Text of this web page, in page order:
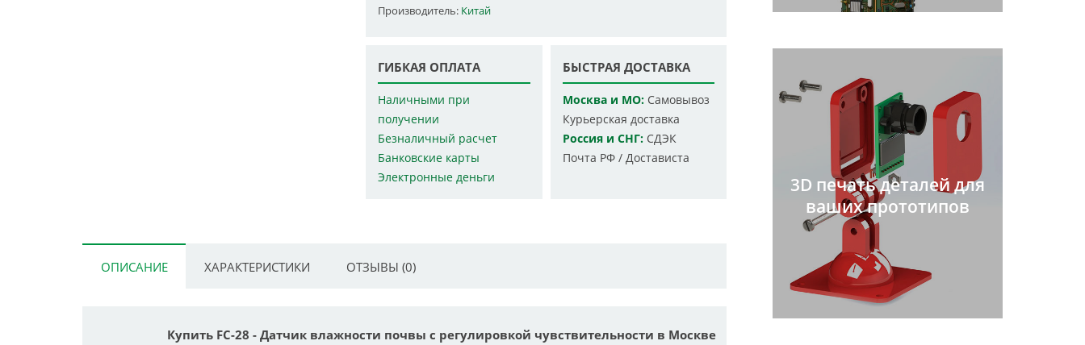
Производитель: Китай
ГИБКАЯ ОПЛАТА
Наличными при
получении
Безналичный расчет
Банковские карты
Электронные деньги
БЫСТРАЯ ДОСТАВКА
Москва и МО:Самовывоз
Курьерская доставка
Россия и СНГ:СДЭК
Почта РФ / Достависта
ОПИСАНИЕ ХАРАКТЕРИСТИКИ ОТЗЫВЫ (0)
Купить FC-28 - Датчик влажности почвы c регулировкой чувствительности в Москве
3D печать деталей для
ваших прототипов